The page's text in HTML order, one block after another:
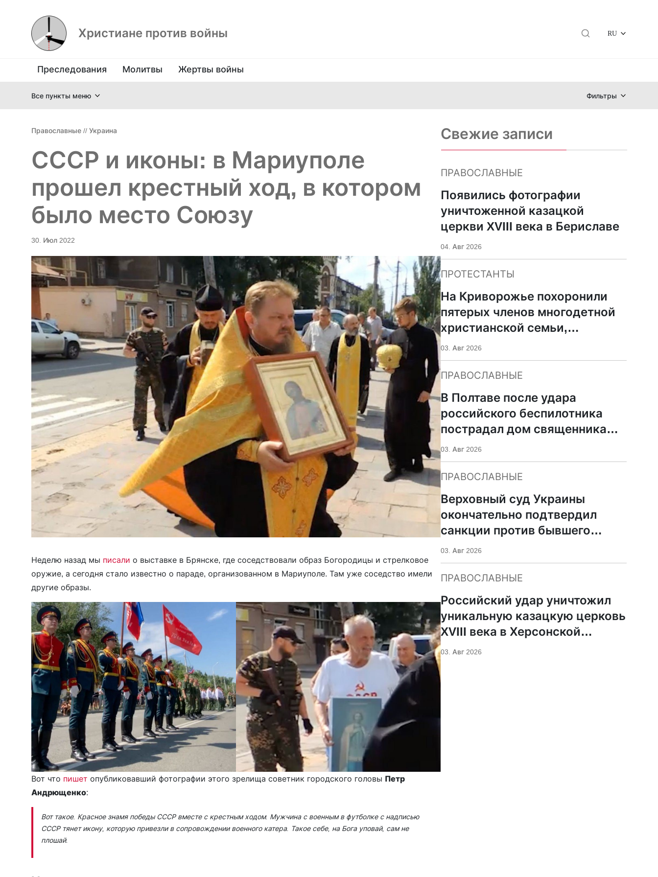
Христиане против войны RU
Преследования Молитвы Жертвы войны
Все пункты меню Фильтры
Православные // Украина
СССР и иконы: в Мариуполе
прошел крестный ход, в котором
было место Союзу
30. Июл 2022
Неделю назад мы писали о выставке в Брянске, где соседствовали образ Богородицы и стрелковое
оружие, а сегодня стало известно о параде, организованном в Мариуполе. Там уже соседство имели
другие образы.
Вот что пишет опубликовавший фотографии этого зрелища советник городского головы Петр
Андрющенко:
Вот такое. Красное знамя победы СССР вместе с крестным ходом. Мужчина с военным в футболке с надписью
СССР тянет икону, которую привезли в сопровождении военного катера. Такое себе, на Бога уповай, сам не
плошай.
Свежие записи
ПРАВОСЛАВНЫЕ
Появились фотографии
уничтоженной казацкой
церкви XVIII века в Бериславе
04. Авг 2026
ПРОТЕСТАНТЫ
На Криворожье похоронили
пятерых членов многодетной
христианской семьи,
погибших при российском
ударе
03. Авг 2026
ПРАВОСЛАВНЫЕ
В Полтаве после удара
российского беспилотника
пострадал дом священника
УПЦ
03. Авг 2026
ПРАВОСЛАВНЫЕ
Верховный суд Украины
окончательно подтвердил
санкции против бывшего
митрополита УПЦ Иосифа
03. Авг 2026
ПРАВОСЛАВНЫЕ
Российский удар уничтожил
уникальную казацкую церковь
XVIII века в Херсонской
области
03. Авг 2026